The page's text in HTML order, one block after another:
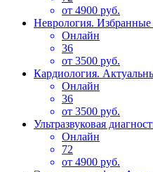
от 4900 руб.
Неврология.
Онлайн
36
от 3500 руб.
Кардиология.
Онлайн
36
от 3500 руб.
Ультразвуковая
Онлайн
72
от 4900 руб.